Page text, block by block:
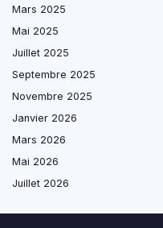
Mars 2025
Mai 2025
Juillet 2025
Septembre 2025
Novembre 2025
Janvier 2026
Mars 2026
Mai 2026
Juillet 2026